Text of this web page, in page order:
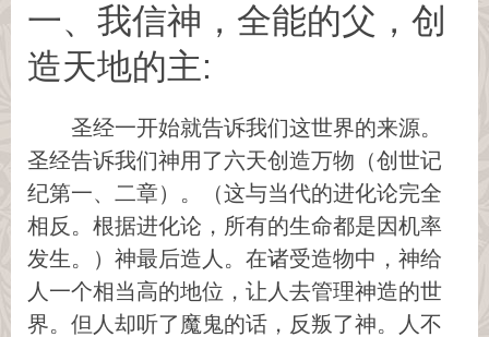
一、我信神，全能的父，创
造天地的主:
圣经一开始就告诉我们这世界的来源。
圣经告诉我们神用了六天创造万物（创世记
纪第一、二章）。（这与当代的进化论完全
相反。根据进化论，所有的生命都是因机率
发生。）神最后造人。在诸受造物中，神给
人一个相当高的地位，让人去管理神造的世
界。但人却听了魔鬼的话，反叛了神。人不